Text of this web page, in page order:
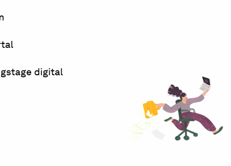
digital